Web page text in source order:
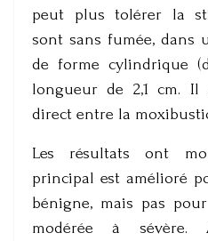
peut plus tolérer la
sont sans fumée, dans
de forme cylindrique
longueur de 2,1 cm. Il
direct entre la
Les résultats ont
principal est amélioré
bénigne, mais pas
modérée à sévère.